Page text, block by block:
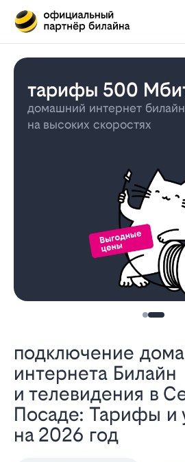
тарифы 500
домашний интернет билайн
на высоких скоростях
Подключение домашнего
интернета Билайн
и телевидения в
Посаде: Тарифы и
на 2026 год